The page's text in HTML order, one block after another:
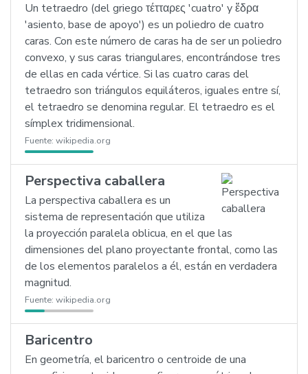
Un tetraedro (del griego τέτταρες 'cuatro' y ἕδρα
'asiento, base de apoyo') es un poliedro de cuatro
caras. Con este número de caras ha de ser un poliedro
convexo, y sus caras triangulares, encontrándose tres
de ellas en cada vértice. Si las cuatro caras del
tetraedro son triángulos equiláteros, iguales entre sí,
el tetraedro se denomina regular. El tetraedro es el
símplex tridimensional.
Fuente: wikipedia.org
Perspectiva caballera
La perspectiva caballera es un
sistema de representación que utiliza
la proyección paralela oblicua, en el que las
dimensiones del plano proyectante frontal, como las
de los elementos paralelos a él, están en verdadera
magnitud.
Fuente: wikipedia.org
Baricentro
En geometría, el baricentro o centroide de una